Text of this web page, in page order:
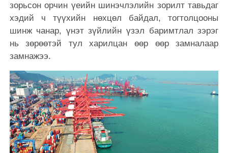
зорьсон орчин үеийн шинэчлэлийн зорилт тавьдаг
хэдий ч түүхийн нөхцөл байдал, тогтолцооны
шинж чанар, үнэт зүйлийн үзэл баримтлал зэрэг
нь зөрөөтэй тул харилцан өөр өөр замналаар
замнажээ.